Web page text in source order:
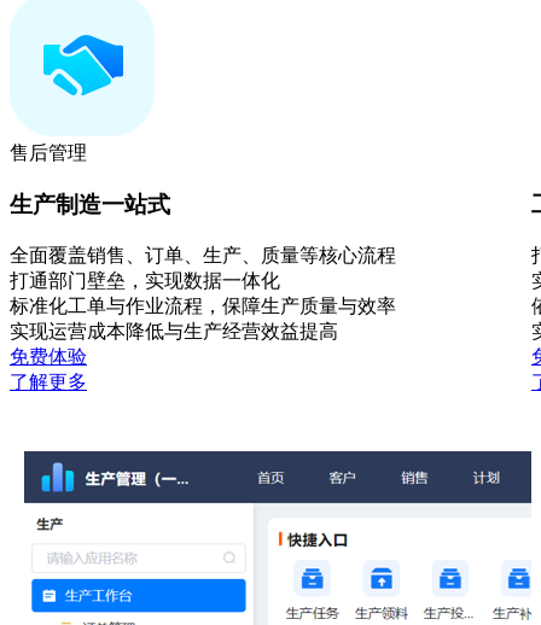
售后管理
生产制造一站式
全面覆盖销售、订单、生产、质量等核心流程
打通部门壁垒，实现数据一体化
标准化工单与作业流程，保障生产质量与效率
实现运营成本降低与生产经营效益提高
免费体验
了解更多